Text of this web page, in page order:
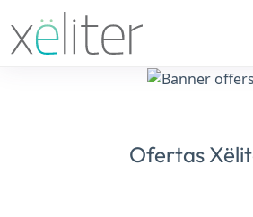
Ofertas